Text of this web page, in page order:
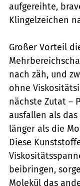
aufgereihte,
Klingelzeichen
Großer Vorteil
nach zäh, und
ohne
nächste Zutat –
ausfallen als
länger als die
Diese
beibringen,
Molekül das